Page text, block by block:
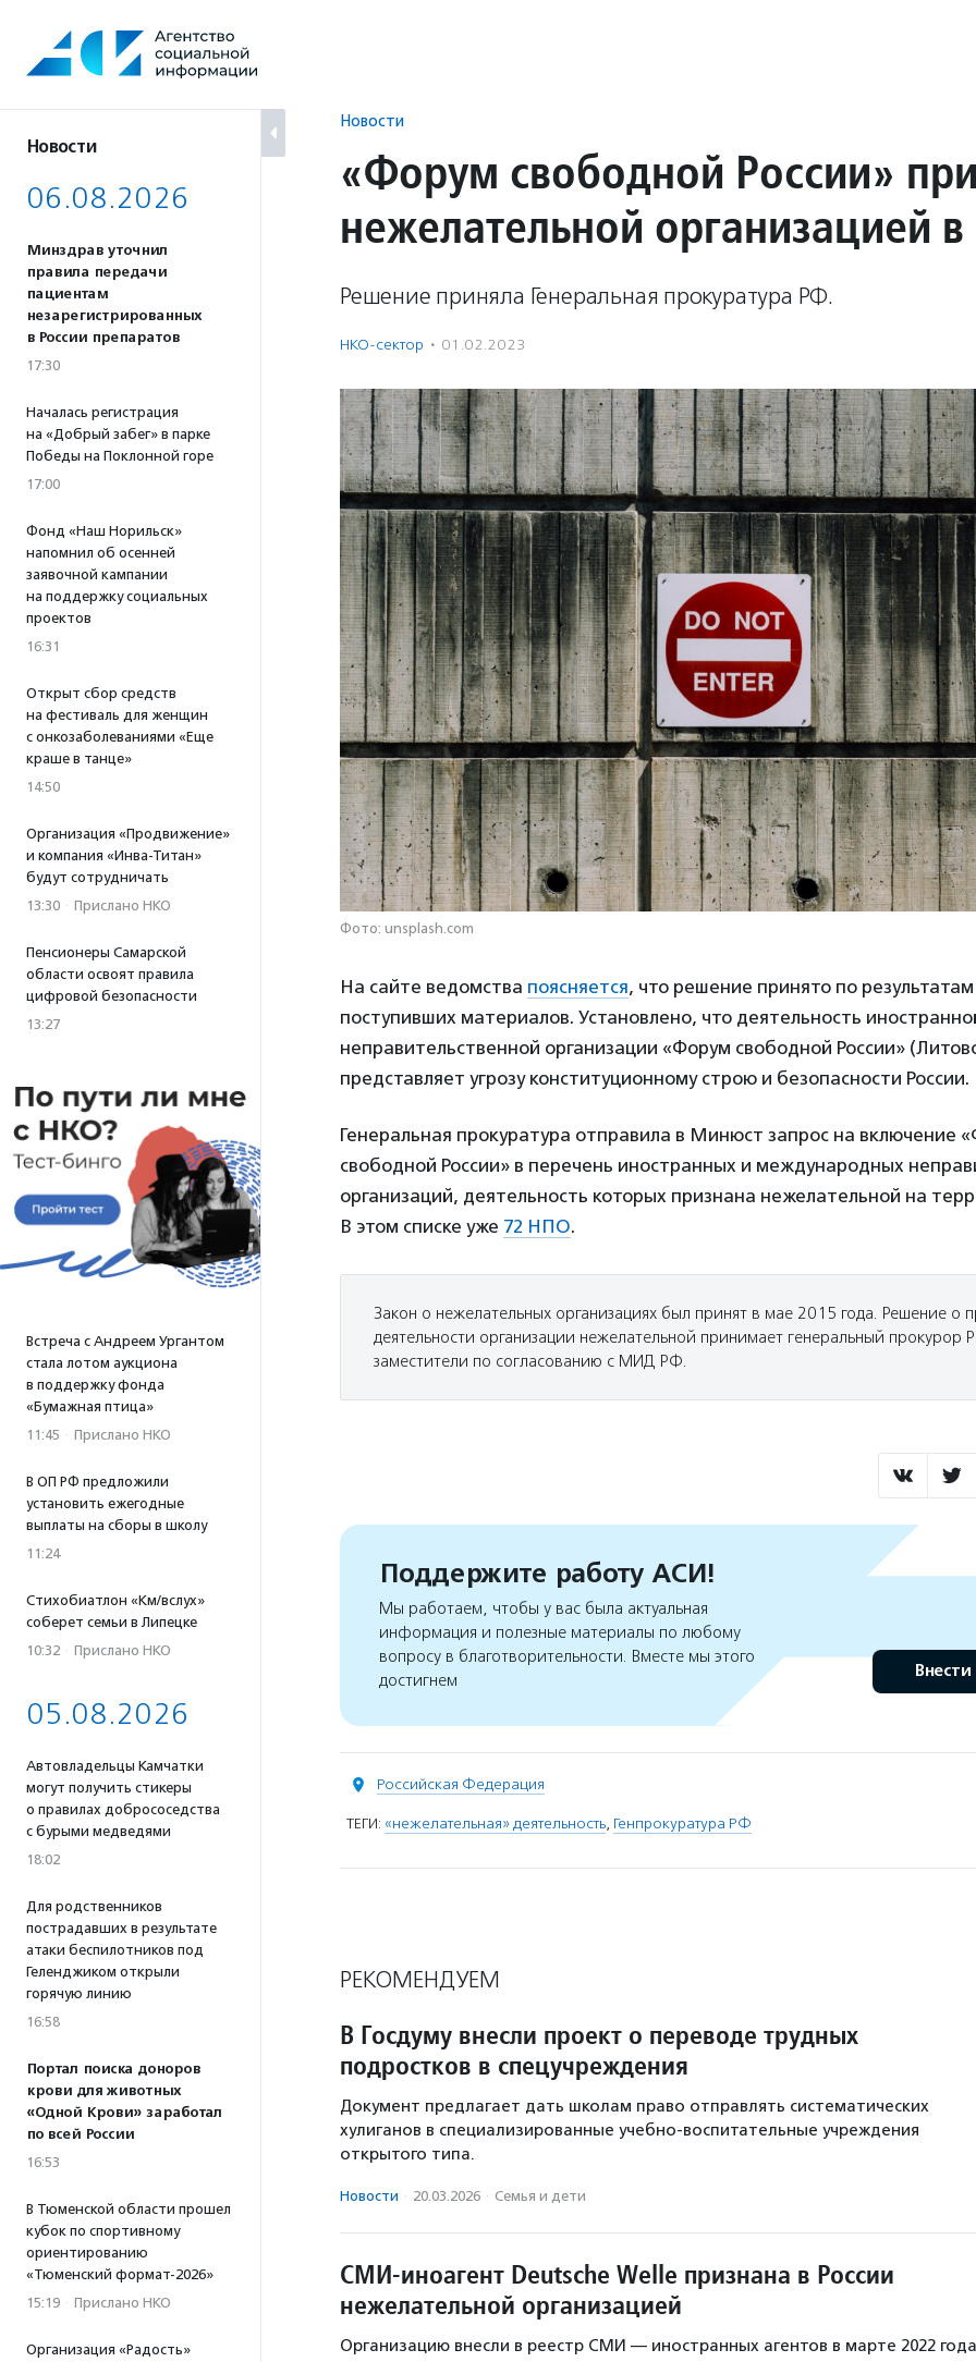
содержанию
Новости
06.08.2026
Минздрав уточнил
правила передачи
пациентам
незарегистрированных
в России препаратов
17:30
Началась регистрация
на «Добрый забег» в парке
Победы на Поклонной горе
17:00
Фонд «Наш Норильск»
напомнил об осенней
заявочной кампании
на поддержку социальных
проектов
16:31
Открыт сбор средств
на фестиваль для женщин
с онкозаболеваниями «Еще
краше в танце»
14:50
Организация «Продвижение»
и компания «Инва-Титан»
будут сотрудничать
13:30 · Прислано НКО
Пенсионеры Самарской
области освоят правила
цифровой безопасности
13:27
Встреча с Андреем Ургантом
стала лотом аукциона
в поддержку фонда
«Бумажная птица»
11:45 · Прислано НКО
В ОП РФ предложили
установить ежегодные
выплаты на сборы в школу
11:24
Стихобиатлон «Км/вслух»
соберет семьи в Липецке
10:32 · Прислано НКО
05.08.2026
Автовладельцы Камчатки
могут получить стикеры
о правилах добрососедства
с бурыми медведями
18:02
Для родственников
пострадавших в результате
атаки беспилотников под
Геленджиком открыли
горячую линию
16:58
Портал поиска доноров
крови для животных
«Одной Крови» заработал
по всей России
16:53
В Тюменской области прошел
кубок по спортивному
ориентированию
«Тюменский формат-2026»
15:19 · Прислано НКО
Организация «Радость»
Новости
«Форум свободной России»
нежелательной организацией
Решение приняла Генеральная прокуратура РФ.
НКО-сектор · 01.02.2023
Фото: unsplash.com
На сайте ведомства поясняется, что решение принято по
поступивших материалов. Установлено, что деятельность
неправительственной организации «Форум свободной России»
представляет угрозу конституционному строю и безопасности России.
Генеральная прокуратура отправила в Минюст запрос на включение
свободной России» в перечень иностранных и международных
организаций, деятельность которых признана нежелательной на
В этом списке уже 72 НПО.
Закон о нежелательных организациях был принят в мае 2015 года. Решение о
деятельности организации нежелательной принимает генеральный прокурор
заместители по согласованию с МИД РФ.
Поддержите работу АСИ!
Мы работаем, чтобы у вас была актуальная
информация и полезные материалы по любому
вопросу в благотворительности. Вместе мы этого
достигнем
Внести
Российская Федерация
ТЕГИ: «нежелательная» деятельность, Генпрокуратура РФ
РЕКОМЕНДУЕМ
В Госдуму внесли проект о переводе трудных
подростков в спецучреждения
Документ предлагает дать школам право отправлять систематических
хулиганов в специализированные учебно-воспитательные учреждения
открытого типа.
Новости · 20.03.2026 · Семья и дети
СМИ-иноагент Deutsche Welle признана в России
нежелательной организацией
Организацию внесли в реестр СМИ — иностранных агентов в марте 2022